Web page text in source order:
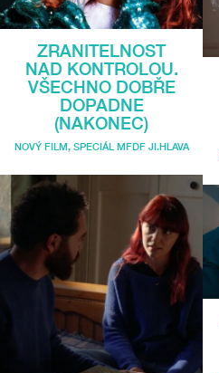
ZRANITELNOST
NAD KONTROLOU.
VŠECHNO DOBŘE
DOPADNE
(NAKONEC)
NOVÝ FILM, SPECIÁL MFDF JI.HLAVA